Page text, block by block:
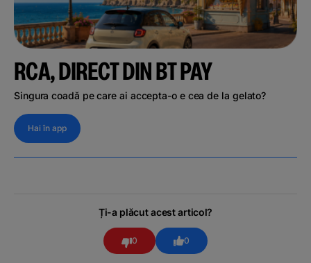
RCA, DIRECT DIN BT PAY
Singura coadă pe care ai accepta-o e cea de la gelato?
Hai în app
Ți-a plăcut acest articol?
0 0